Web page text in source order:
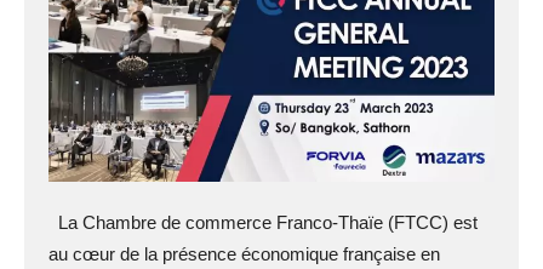
La Chambre de commerce Franco-Thaïe (FTCC) est
au cœur de la présence économique française en